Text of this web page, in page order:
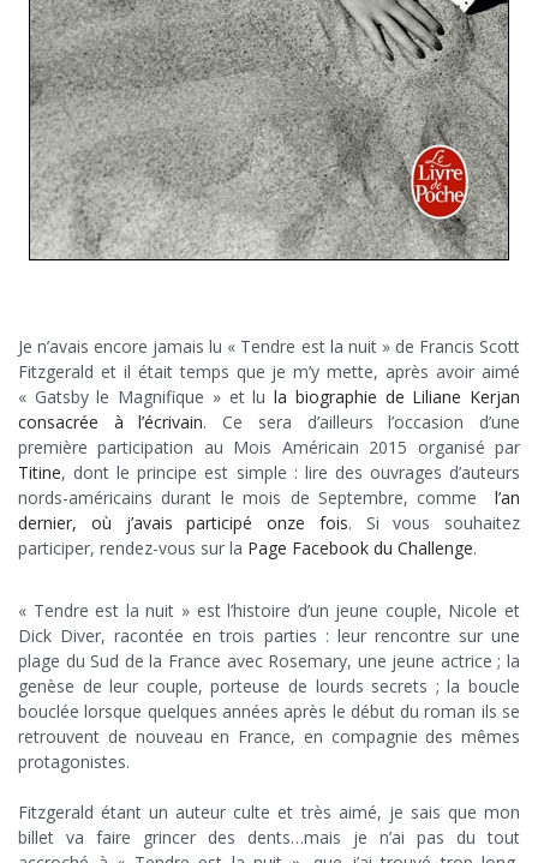
Je n’avais encore jamais lu « Tendre est la nuit » de Francis Scott
Fitzgerald et il était temps que je m’y mette, après avoir aimé
« Gatsby le Magnifique » et lula biographie de Liliane Kerjan
consacrée à l’écrivain. Ce sera d’ailleurs l’occasion d’une
première participation au Mois Américain 2015 organisé par
Titine, dont le principe est simple : lire des ouvrages d’auteurs
nords-américains durant le mois de Septembre, comme l’an
dernier, où j’avais participé onze fois. Si vous souhaitez
participer, rendez-vous sur la Page Facebook du Challenge.
« Tendre est la nuit » est l’histoire d’un jeune couple, Nicole et
Dick Diver, racontée en trois parties : leur rencontre sur une
plage du Sud de la France avec Rosemary, une jeune actrice ; la
genèse de leur couple, porteuse de lourds secrets ; la boucle
bouclée lorsque quelques années après le début du roman ils se
retrouvent de nouveau en France, en compagnie des mêmes
protagonistes.
Fitzgerald étant un auteur culte et très aimé, je sais que mon
billet va faire grincer des dents…mais je n’ai pas du tout